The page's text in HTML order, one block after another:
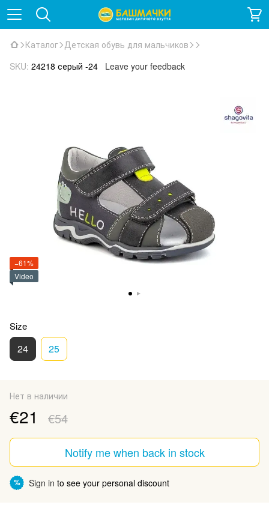
Каталог Детская обувь для мальчиков
SKU: 24218 серый -24 Leave your feedback
−61%
Video
Size
24 25
Нет в наличии
€21 €54
Notify me when back in stock
% Sign in to see your personal discount